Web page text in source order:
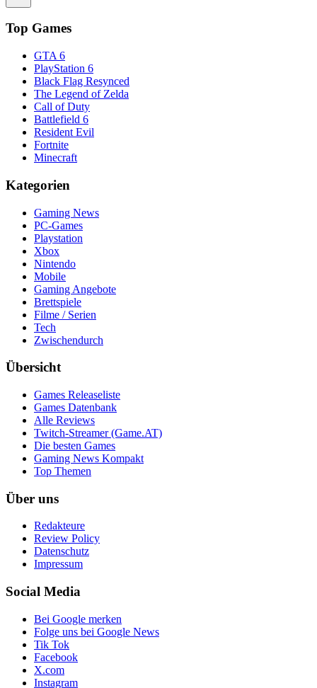
Top Games
GTA 6
PlayStation 6
Black Flag Resynced
The Legend of Zelda
Call of Duty
Battlefield 6
Resident Evil
Fortnite
Minecraft
Kategorien
Gaming News
PC-Games
Playstation
Xbox
Nintendo
Mobile
Gaming Angebote
Brettspiele
Filme / Serien
Tech
Zwischendurch
Übersicht
Games Releaseliste
Games Datenbank
Alle Reviews
Twitch-Streamer (Game.AT)
Die besten Games
Gaming News Kompakt
Top Themen
Über uns
Redakteure
Review Policy
Datenschutz
Impressum
Social Media
Bei Google merken
Folge uns bei Google News
Tik Tok
Facebook
X.com
Instagram